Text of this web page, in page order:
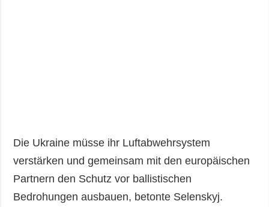
Die Ukraine müsse ihr Luftabwehrsystem
verstärken und gemeinsam mit den europäischen
Partnern den Schutz vor ballistischen
Bedrohungen ausbauen, betonte Selenskyj.